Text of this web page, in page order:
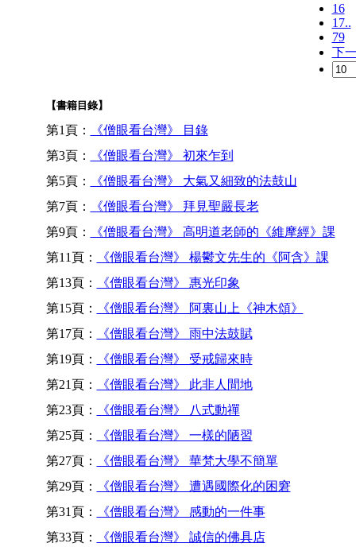
16
17..
79
下
【書籍目錄】
第1頁：
《僧眼看台灣》 目錄
第3頁：
《僧眼看台灣》 初來乍到
第5頁：
《僧眼看台灣》 大氣又細致的法鼓山
第7頁：
《僧眼看台灣》 拜見聖嚴長老
第9頁：
《僧眼看台灣》 高明道老師的《維摩經》課
第11頁：
《僧眼看台灣》 楊鬱文先生的《阿含》課
第13頁：
《僧眼看台灣》 惠光印象
第15頁：
《僧眼看台灣》 阿裏山上《神木頌》
第17頁：
《僧眼看台灣》 雨中法鼓賦
第19頁：
《僧眼看台灣》 受戒歸來時
第21頁：
《僧眼看台灣》 此非人間地
第23頁：
《僧眼看台灣》 八式動禪
第25頁：
《僧眼看台灣》 一樣的陋習
第27頁：
《僧眼看台灣》 華梵大學不簡單
第29頁：
《僧眼看台灣》 遭遇國際化的困窘
第31頁：
《僧眼看台灣》 感動的一件事
第33頁：
《僧眼看台灣》 誠信的佛具店